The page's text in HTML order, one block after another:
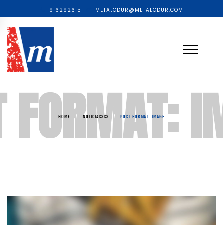
916292615 METALODUR@METALODUR.COM
FORMAT:
HOME / NOTICIASSSS / POST FORMAT: IMAGE